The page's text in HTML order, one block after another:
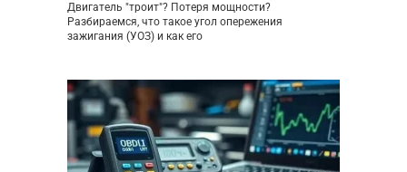
Двигатель "троит"? Потеря мощности?
Разбираемся, что такое угол опережения
зажигания (УОЗ) и как его